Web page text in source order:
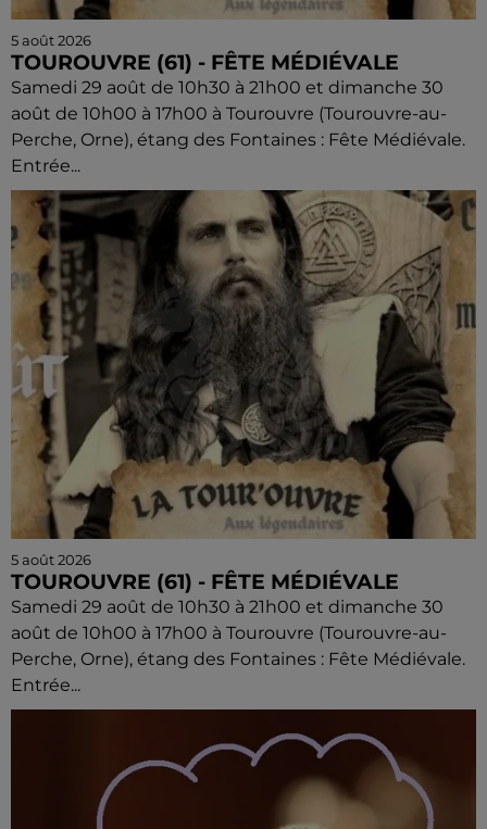
5 août 2026
TOUROUVRE (61) - FÊTE MÉDIÉVALE
Samedi 29 août de 10h30 à 21h00 et dimanche 30
août de 10h00 à 17h00 à Tourouvre (Tourouvre-au-
Perche, Orne), étang des Fontaines : Fête Médiévale.
Entrée...
5 août 2026
TOUROUVRE (61) - FÊTE MÉDIÉVALE
Samedi 29 août de 10h30 à 21h00 et dimanche 30
août de 10h00 à 17h00 à Tourouvre (Tourouvre-au-
Perche, Orne), étang des Fontaines : Fête Médiévale.
Entrée...